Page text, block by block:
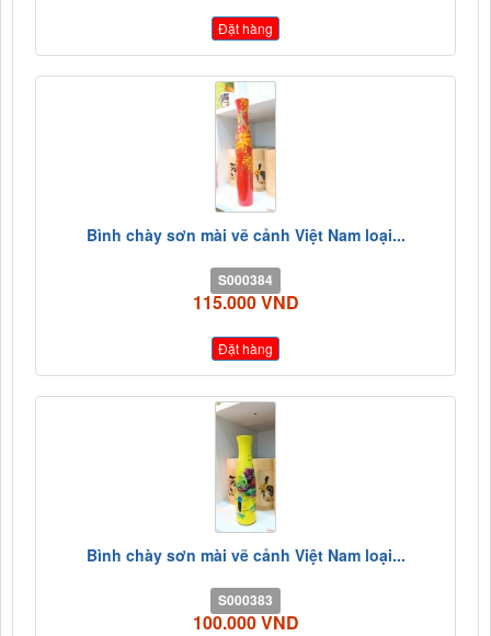
Đặt hàng
Bình chày sơn mài vẽ cảnh Việt Nam loại...
S000384
115.000 VND
Đặt hàng
Bình chày sơn mài vẽ cảnh Việt Nam loại...
S000383
100.000 VND